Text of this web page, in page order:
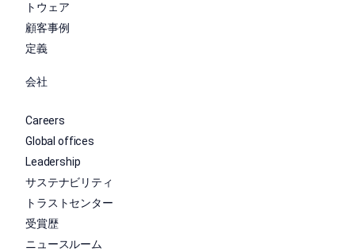
トウェア
顧客事例
定義
会社
Careers
Global offices
Leadership
サステナビリティ
トラストセンター
受賞歴
ニュースルーム